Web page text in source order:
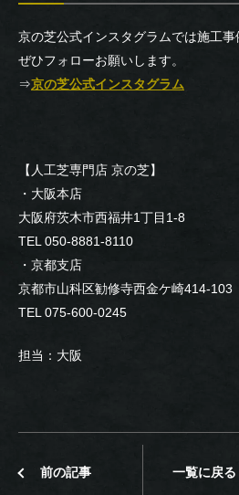
京の芝公式インスタグラムでは施工事
ぜひフォローお願いします。
⇒京の芝公式インスタグラム
【人工芝専門店 京の芝】
・大阪本店
大阪府茨木市西福井1丁目1-8
TEL 050-8881-8110
・京都支店
京都市山科区勧修寺西金ケ崎414-103
TEL 075-600-0245
担当：大阪
前の記事 一覧に戻る